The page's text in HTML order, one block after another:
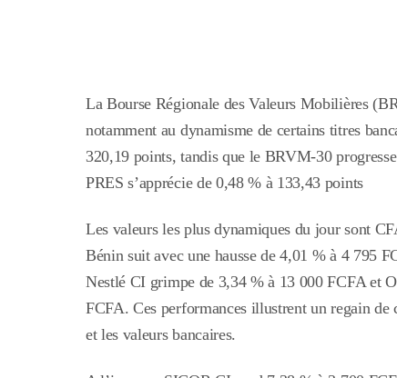
La Bourse Régionale des Valeurs Mobilières
notamment au dynamisme de certains titres
320,19 points, tandis que le BRVM-30
PRES s’apprécie de 0,48 % à 133,43 points
Les valeurs les plus dynamiques du jour sont
Bénin suit avec une hausse de 4,01 % à 4 795
Nestlé CI grimpe de 3,34 % à 13 000 FCFA et
FCFA. Ces performances illustrent un regain de
et les valeurs bancaires.